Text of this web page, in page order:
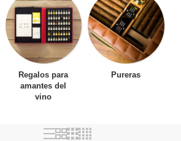
Regalos para
amantes del
vino
Pureras